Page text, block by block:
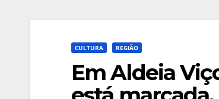
CULTURA REGIÃO
Em Aldeia